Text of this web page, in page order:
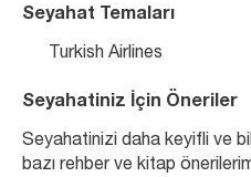
Seyahat Temaları
Turkish Airlines
Seyahatiniz İçin Öneriler
Seyahatinizi daha keyifli ve
bazı rehber ve kitap